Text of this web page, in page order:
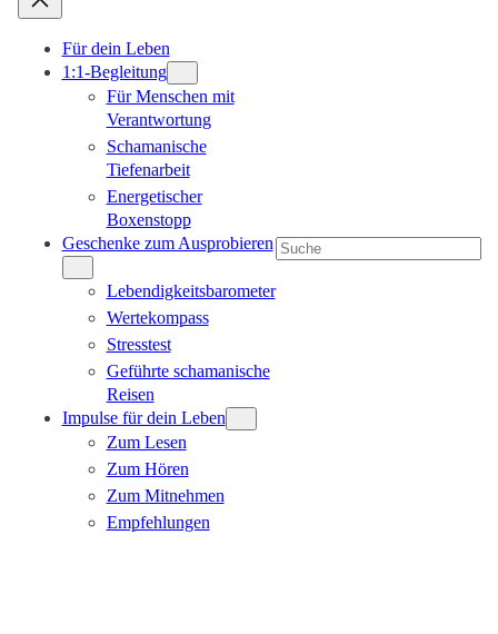
Für dein Leben
1:1-Begleitung
Für Menschen mit
Verantwortung
Schamanische
Tiefenarbeit
Energetischer
Boxenstopp
Geschenke zum Ausprobieren
Lebendigkeitsbarometer
Wertekompass
Stresstest
Geführte schamanische
Reisen
Impulse für dein Leben
Zum Lesen
Zum Hören
Zum Mitnehmen
Empfehlungen
Suchen